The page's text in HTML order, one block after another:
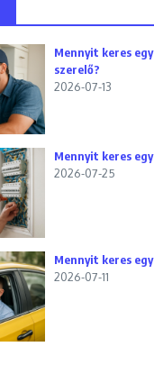
Mennyit keres
szerelő?
2026-07-13
Mennyit keres
2026-07-25
Mennyit keres
2026-07-11